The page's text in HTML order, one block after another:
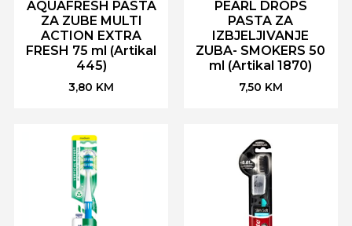
AQUAFRESH PASTA
ZA ZUBE MULTI
ACTION EXTRA
FRESH 75 ml (Artikal
445)
3,80 KM
PEARL DROPS
PASTA ZA
IZBJELJIVANJE
ZUBA- SMOKERS 50
ml (Artikal 1870)
7,50 KM